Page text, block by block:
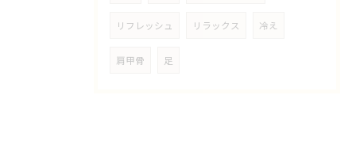
リフレッシュ リラックス 冷え
肩甲骨 足